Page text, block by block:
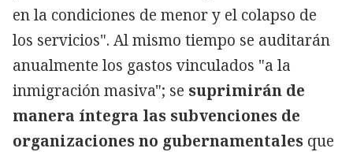
en la condiciones de menor y el colapso de
los servicios". Al mismo tiempo se auditarán
anualmente los gastos vinculados "a la
inmigración masiva"; se suprimirán de
manera íntegra las subvenciones de
organizaciones no gubernamentales que